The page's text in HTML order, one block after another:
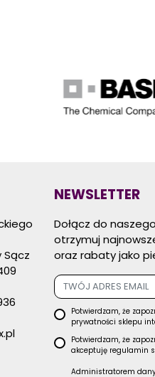
Sącz
NEWSLETTER
Dołącz do
otrzymuj
oraz rabaty jako
Potwierdzam, że
prywatności sklepu
Potwierdzam, że
akceptuję regulamin
Administratorem